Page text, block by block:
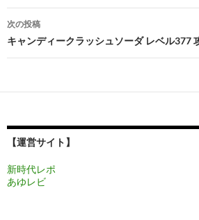
ナ
ビ
ゲ
ー
ョ
ン
次の投稿
キャンディークラッシュソーダ レベル377
【運営サイト】
新時代レポ
あゆレビ